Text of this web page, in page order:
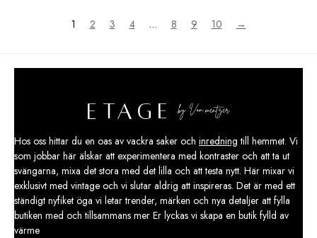
1 2 3 4 … 8 9 10 →
Hos oss hittar du en oas av vackra saker och inredning till hemmet. Vi
som jobbar här älskar att experimentera med kontraster och att ta ut
svängarna, mixa det stora med det lilla och att testa nytt. Här mixar vi
exklusivt med vintage och vi slutar aldrig att inspireras. Det är med ett
ständigt nyfiket öga vi letar trender, märken och nya detaljer att fylla
butiken med och tillsammans mer Er lyckas vi skapa en butik fylld av
värme